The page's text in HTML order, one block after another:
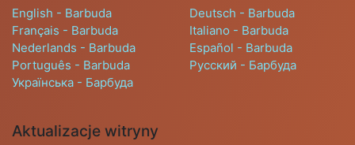
English - Barbuda
Deutsch - Barbuda
Français - Barbuda
Italiano - Barbuda
Nederlands - Barbuda
Español - Barbuda
Português - Barbuda
Русский - Барбуда
Українська - Барбуда
Aktualizacje witryny